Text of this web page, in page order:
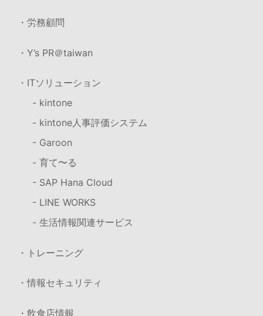
・労務顧問
・Y’s PR＠taiwan
・ITソリューション
- kintone
- kintone人事評価システム
- Garoon
- 育て〜る
- SAP Hana Cloud
- LINE WORKS
- 生活情報関連サービス
・トレーニング
・情報セキュリティ
・飲食店情報